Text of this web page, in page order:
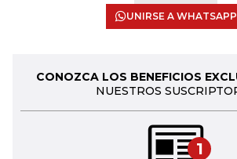
UNIRSE A WHATSAPP
CONOZCA LOS BENEFICIOS
NUESTROS
1